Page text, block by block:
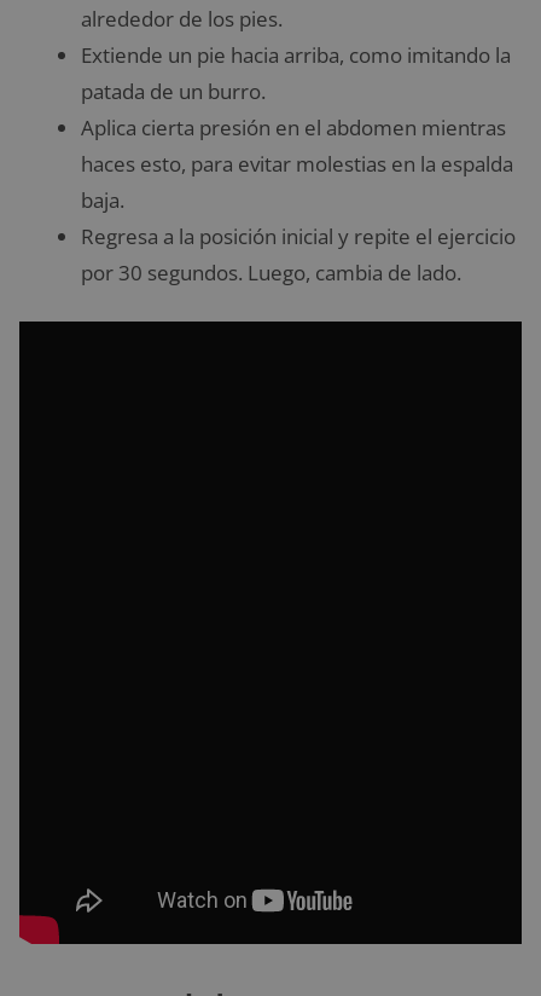
alrededor de los pies.
Extiende un pie hacia arriba, como imitando la
patada de un burro.
Aplica cierta presión en el abdomen mientras
haces esto, para evitar molestias en la espalda
baja.
Regresa a la posición inicial y repite el ejercicio
por 30 segundos. Luego, cambia de lado.